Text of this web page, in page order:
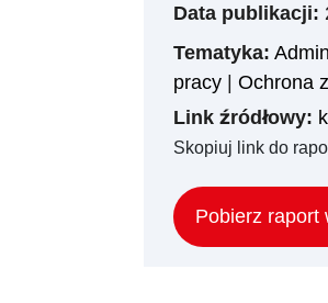
Data publikacji:
Tematyka:
pracy| Ochrona
Link źródłowy:
Skopiuj link do
Pobierz raport